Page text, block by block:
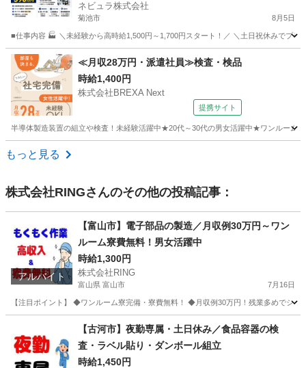
市【139985】
ネビュラ株式会社
菊池市 8月5日
■仕事内容 🏭 ＼未経験から高時給1,500円～1,700円スタート！／ ＼土日祝休みでプ
熊本 菊池市 軽作業 オンライン
≪月収28万円・派遣社員≫検査・検品
時給1,400円
株式会社BREXA Next
提携サイト
半導体製造装置の組立や検査！未経験活躍中★20代～30代の男女活躍中★ワンルーム
熊本 その他
もっと見る
株式会社RINGさんのその他の投稿記事：
アルバイト
【富山市】電子部品の製造／月収例30万円～ワン
ルーム寮費無料！男女活躍中
時給1,300円
株式会社RING
富山県 富山市 7月16日
【注目ポイント】 ◆ワンルーム寮完備・寮費無料！ ◆月収例30万円！残業多めでシ
工場 ワンルーム
【古河市】夜勤専属・土日休み／食品容器の検
査・ラベル貼り・ダンボール組立
時給1,450円